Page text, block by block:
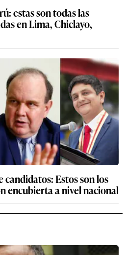
estas son todas las
en Lima, Chiclayo,
candidatos: Estos son los
encubierta a nivel nacional